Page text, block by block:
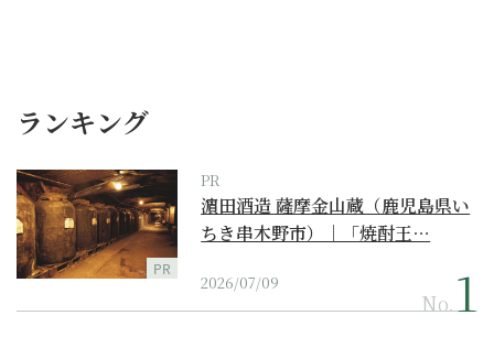
ランキング
PR
PR
濵田酒造 薩摩金山蔵（鹿児島県い
ちき串木野市）｜「焼酎王…
2026/07/09
No.